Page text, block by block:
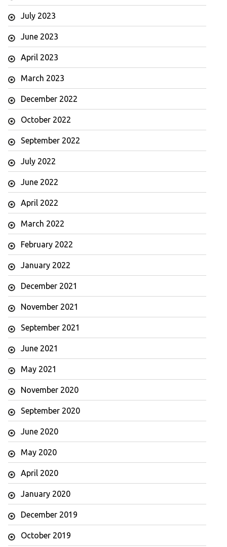
July 2023
June 2023
April 2023
March 2023
December 2022
October 2022
September 2022
July 2022
June 2022
April 2022
March 2022
February 2022
January 2022
December 2021
November 2021
September 2021
June 2021
May 2021
November 2020
September 2020
June 2020
May 2020
April 2020
January 2020
December 2019
October 2019